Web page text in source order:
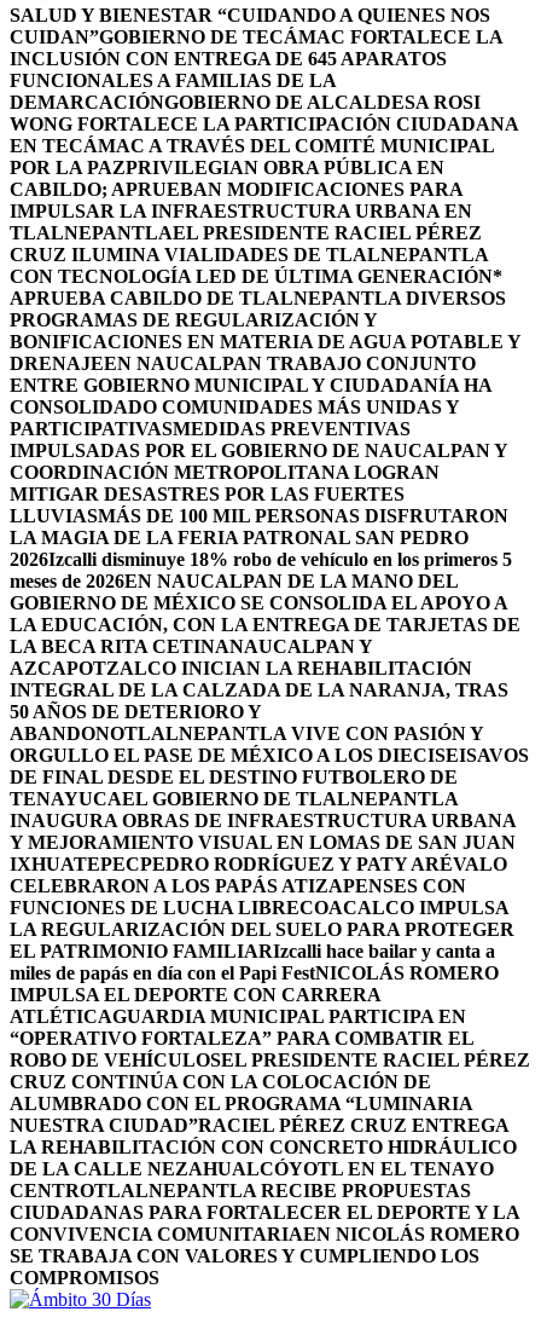
SALUD Y BIENESTAR “CUIDANDO A QUIENES NOS
CUIDAN”GOBIERNO DE TECÁMAC FORTALECE LA
INCLUSIÓN CON ENTREGA DE 645 APARATOS
FUNCIONALES A FAMILIAS DE LA
DEMARCACIÓNGOBIERNO DE ALCALDESA ROSI
WONG FORTALECE LA PARTICIPACIÓN CIUDADANA
EN TECÁMAC A TRAVÉS DEL COMITÉ MUNICIPAL
POR LA PAZPRIVILEGIAN OBRA PÚBLICA EN
CABILDO; APRUEBAN MODIFICACIONES PARA
IMPULSAR LA INFRAESTRUCTURA URBANA EN
TLALNEPANTLAEL PRESIDENTE RACIEL PÉREZ
CRUZ ILUMINA VIALIDADES DE TLALNEPANTLA
CON TECNOLOGÍA LED DE ÚLTIMA GENERACIÓN*
APRUEBA CABILDO DE TLALNEPANTLA DIVERSOS
PROGRAMAS DE REGULARIZACIÓN Y
BONIFICACIONES EN MATERIA DE AGUA POTABLE Y
DRENAJEEN NAUCALPAN TRABAJO CONJUNTO
ENTRE GOBIERNO MUNICIPAL Y CIUDADANÍA HA
CONSOLIDADO COMUNIDADES MÁS UNIDAS Y
PARTICIPATIVASMEDIDAS PREVENTIVAS
IMPULSADAS POR EL GOBIERNO DE NAUCALPAN Y
COORDINACIÓN METROPOLITANA LOGRAN
MITIGAR DESASTRES POR LAS FUERTES
LLUVIASMÁS DE 100 MIL PERSONAS DISFRUTARON
LA MAGIA DE LA FERIA PATRONAL SAN PEDRO
2026Izcalli disminuye 18% robo de vehículo en los primeros 5
meses de 2026EN NAUCALPAN DE LA MANO DEL
GOBIERNO DE MÉXICO SE CONSOLIDA EL APOYO A
LA EDUCACIÓN, CON LA ENTREGA DE TARJETAS DE
LA BECA RITA CETINANAUCALPAN Y
AZCAPOTZALCO INICIAN LA REHABILITACIÓN
INTEGRAL DE LA CALZADA DE LA NARANJA, TRAS
50 AÑOS DE DETERIORO Y
ABANDONOTLALNEPANTLA VIVE CON PASIÓN Y
ORGULLO EL PASE DE MÉXICO A LOS DIECISEISAVOS
DE FINAL DESDE EL DESTINO FUTBOLERO DE
TENAYUCAEL GOBIERNO DE TLALNEPANTLA
INAUGURA OBRAS DE INFRAESTRUCTURA URBANA
Y MEJORAMIENTO VISUAL EN LOMAS DE SAN JUAN
IXHUATEPECPEDRO RODRÍGUEZ Y PATY ARÉVALO
CELEBRARON A LOS PAPÁS ATIZAPENSES CON
FUNCIONES DE LUCHA LIBRECOACALCO IMPULSA
LA REGULARIZACIÓN DEL SUELO PARA PROTEGER
EL PATRIMONIO FAMILIARIzcalli hace bailar y canta a
miles de papás en día con el Papi FestNICOLÁS ROMERO
IMPULSA EL DEPORTE CON CARRERA
ATLÉTICAGUARDIA MUNICIPAL PARTICIPA EN
“OPERATIVO FORTALEZA” PARA COMBATIR EL
ROBO DE VEHÍCULOSEL PRESIDENTE RACIEL PÉREZ
CRUZ CONTINÚA CON LA COLOCACIÓN DE
ALUMBRADO CON EL PROGRAMA “LUMINARIA
NUESTRA CIUDAD”RACIEL PÉREZ CRUZ ENTREGA
LA REHABILITACIÓN CON CONCRETO HIDRÁULICO
DE LA CALLE NEZAHUALCÓYOTL EN EL TENAYO
CENTROTLALNEPANTLA RECIBE PROPUESTAS
CIUDADANAS PARA FORTALECER EL DEPORTE Y LA
CONVIVENCIA COMUNITARIAEN NICOLÁS ROMERO
SE TRABAJA CON VALORES Y CUMPLIENDO LOS
COMPROMISOS